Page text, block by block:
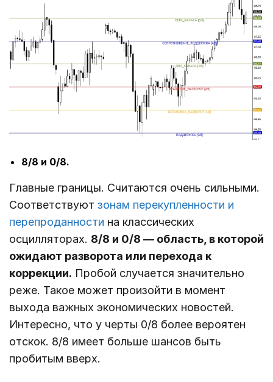
8/8 и 0/8.
Главные границы. Считаются очень сильными.
Соответствуют зонам перекупленности и
перепроданности на классических
осцилляторах. 8/8 и 0/8 ― область, в которой
ожидают разворота или перехода к
коррекции. Пробой случается значительно
реже. Такое может произойти в момент
выхода важных экономических новостей.
Интересно, что у черты 0/8 более вероятен
отскок. 8/8 имеет больше шансов быть
пробитым вверх.